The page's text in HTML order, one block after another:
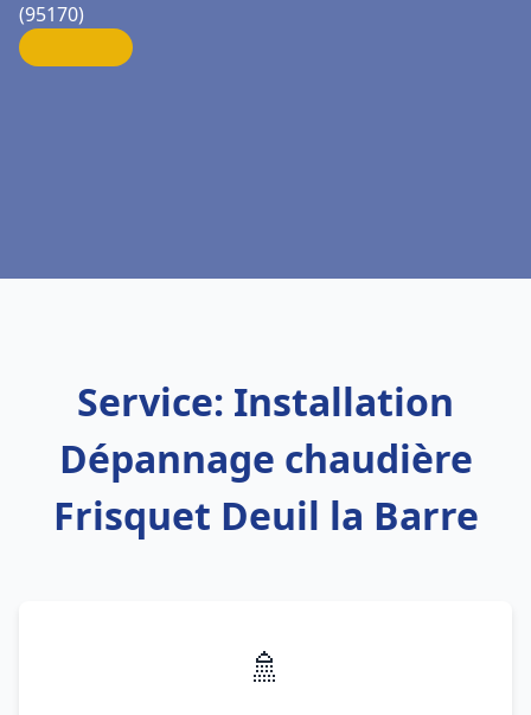
(95170)
Service: Installation
Dépannage chaudière
Frisquet Deuil la Barre
🚿